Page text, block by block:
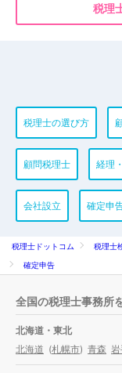
税理
税理士の選び方
顧問税理士 経理
会社設立 確定申
税理士ドットコム 税理士
確定申告
全国の税理士事務所
北海道・東北
北海道 (札幌市) 青森